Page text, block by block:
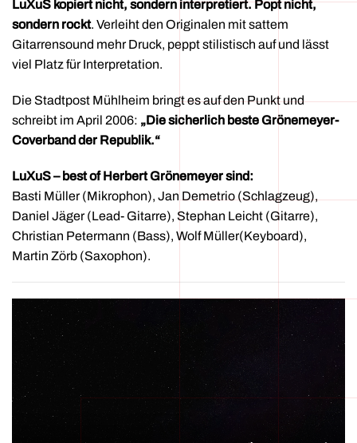
LuXuS kopiert nicht, sondern interpretiert. Popt nicht,
sondern rockt. Verleiht den Originalen mit sattem
Gitarrensound mehr Druck, peppt stilistisch auf und lässt
viel Platz für Interpretation.
Die Stadtpost Mühlheim bringt es auf den Punkt und
schreibt im April 2006: „Die sicherlich beste Grönemeyer-
Coverband der Republik.“
LuXuS – best of Herbert Grönemeyersind:
Basti Müller (Mikrophon), Jan Demetrio (Schlagzeug),
Daniel Jäger (Lead- Gitarre), Stephan Leicht (Gitarre),
Christian Petermann (Bass), Wolf Müller(Keyboard),
Martin Zörb (Saxophon).